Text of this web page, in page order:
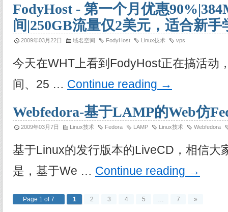
FodyHost - 第一个月优惠
间|250GB流量仅2美元，适合新手
2009年03月22日 域名空间 FodyHost Linux技术 vps
今天在WHT上看到FodyHost正在搞活动
间、25 … Continue reading →
Webfedora-基于LAMP的Web仿
2009年03月7日 Linux技术 Fedora LAMP Linux技术 Webfedora
基于Linux的发行版本的LiveCD，相信大
是，基于We … Continue reading →
Page 1 of 7 1 2 3 4 5 … 7 »